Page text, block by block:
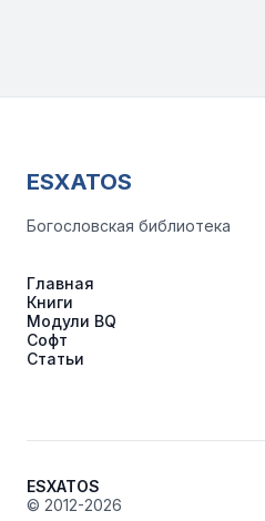
ESXATOS
Богословская библиотека
Главная
Книги
Модули BQ
Софт
Статьи
ESXATOS
© 2012-2026